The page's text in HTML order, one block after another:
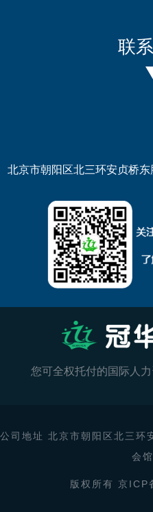
联
北京市朝阳区北三环安贞桥
您可全权托付的国际人
公司地址 北京市朝阳区北三环
会
版权所有 京